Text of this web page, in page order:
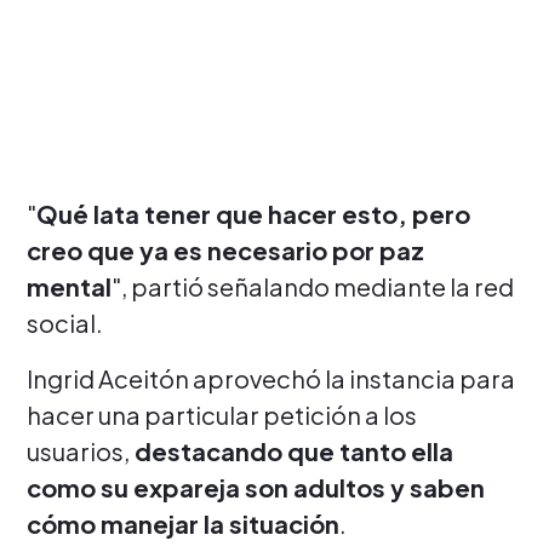
"Qué lata tener que hacer esto, pero
creo que ya es necesario por paz
mental", partió señalando mediante la red
social.
Ingrid Aceitón aprovechó la instancia para
hacer una particular petición a los
usuarios, destacando que tanto ella
como su expareja son adultos y saben
cómo manejar la situación.